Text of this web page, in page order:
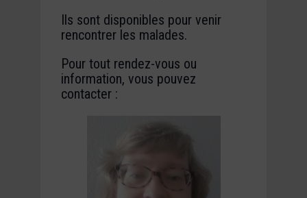
Ils sont disponibles pour venir
rencontrer les malades.
Pour tout rendez-vous ou
information, vous pouvez
contacter :